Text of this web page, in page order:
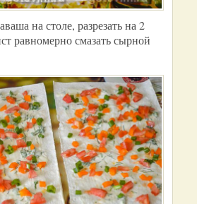
на столе, разрезать на 2
равномерно смазать сырной